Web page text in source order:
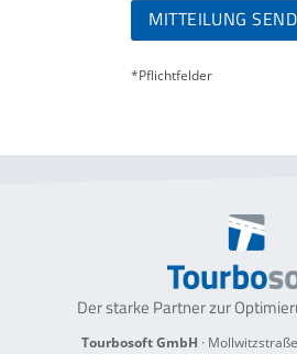
MITTEILUNG
*Pflichtfelder
Der starke Partner zur
Tourbosoft GmbH ·